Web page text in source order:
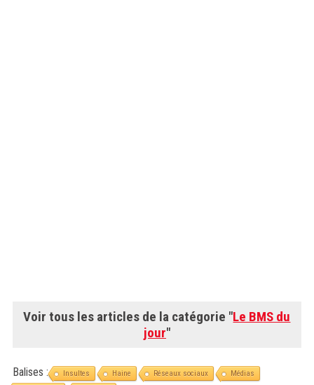
Voir tous les articles de la catégorie "Le BMS du
jour"
Balises : Insultes Haine Réseaux sociaux
Médias